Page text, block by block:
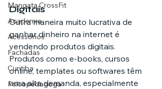
Mangata CrossFit
Academia
Acessórios
Fachadas
Curitiba
Psicopedagoga
Digitais
Outra maneira muito lucrativa de
ganhar dinheiro na internet é
vendendo produtos digitais.
Produtos como e-books, cursos
online, templates ou softwares têm
uma alta demanda, especialmente